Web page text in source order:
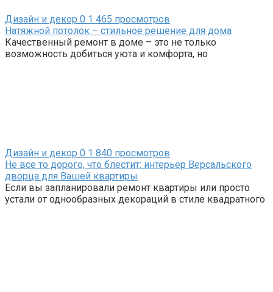
Дизайн и декор 0 1 465 просмотров
Натяжной потолок – стильное решение для дома
Качественный ремонт в доме – это не только
возможность добиться уюта и комфорта, но
Дизайн и декор 0 1 840 просмотров
Не все то дорого, что блестит: интерьер Версальского
дворца для Вашей квартиры
Если вы запланировали ремонт квартиры или просто
устали от однообразных декораций в стиле квадратного